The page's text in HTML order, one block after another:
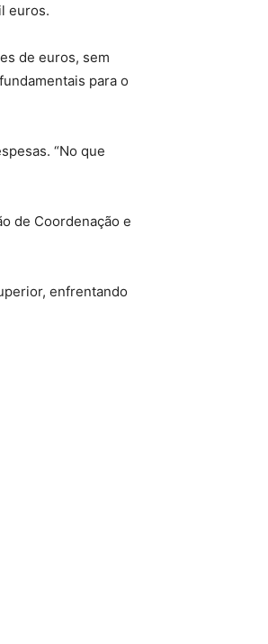
euros.
de euros, sem
para o
“No que
de Coordenação e
enfrentando